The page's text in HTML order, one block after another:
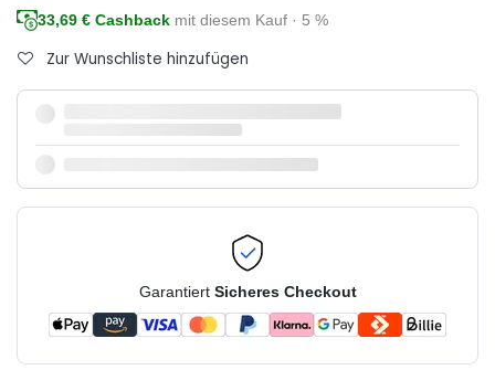
33,69 € Cashback mit diesem Kauf · 5 %
Zur Wunschliste hinzufügen
Garantiert Sicheres Checkout